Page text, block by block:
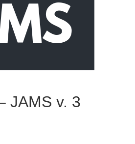
JAMS v. 3